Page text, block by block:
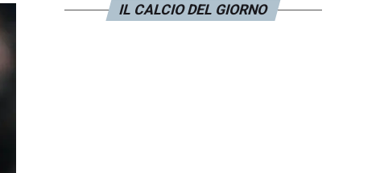
IL CALCIO DEL GIORNO